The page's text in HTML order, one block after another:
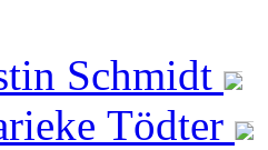
Schmidt
Tödter